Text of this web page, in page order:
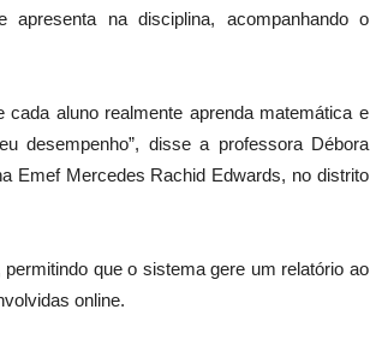
na disciplina, acompanhando o
aluno realmente aprenda matemática e
desempenho”, disse a professora Débora
Emef Mercedes Rachid Edwards, no distrito
que o sistema gere um relatório ao
online.